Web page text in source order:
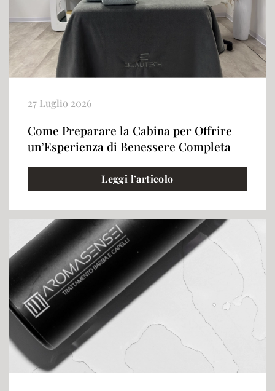
27 Luglio 2026
Come Preparare la Cabina per Offrire
un’Esperienza di Benessere Completa
Leggi l’articolo